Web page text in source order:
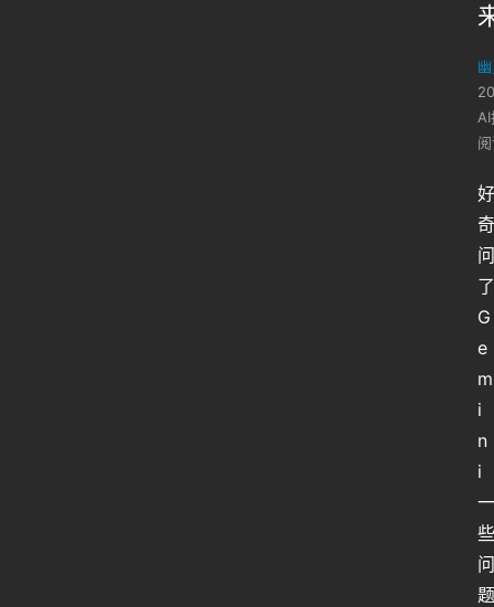
好
奇
问
了
G
e
m
i
n
i
一
些
问
题